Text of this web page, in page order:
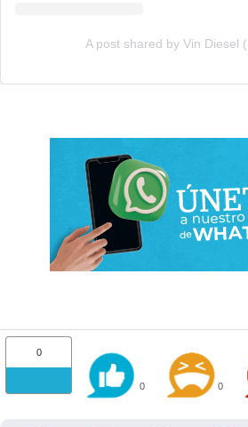
A post shared by Vin Diesel
0
0 0